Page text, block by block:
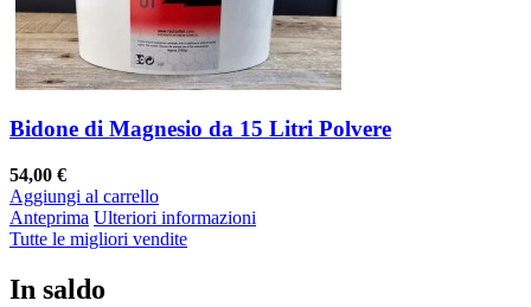
Bidone di Magnesio da 15 Litri Polvere
54,00 €
Aggiungi al carrello
Anteprima Ulteriori informazioni
Tutte le migliori vendite
In saldo